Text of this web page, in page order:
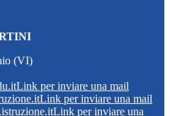
(VI)
Link per inviare una mail
Link per inviare una mail
Link per inviare una